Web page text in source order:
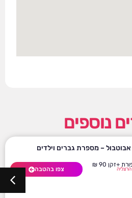
נוספים
אבוטבול – מספרת גברים וילדים
+זקן 90 ₪
הרצליה צפו בהטבה